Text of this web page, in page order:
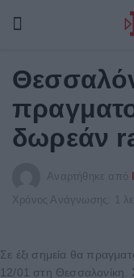
δωρεάν
Αναρτήθηκε από
Χρόνος Ανάγνωσης: 1
Σε έξι σημεία θα
12/01 στη Θεσσαλονίκη.